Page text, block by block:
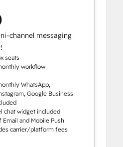
channel messaging
seats
workflow
WhatsApp,
Google Business
chat widget included
Email and Mobile Push
carrier/platform fees